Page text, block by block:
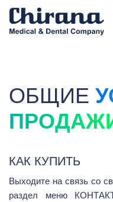
OБЩИЕ
КАК КУПИТЬ
Выходите на связь со
раздел меню